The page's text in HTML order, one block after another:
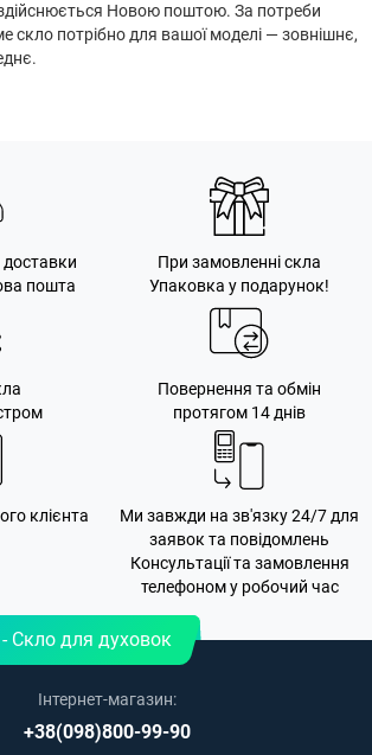
Новою поштою. За потреби
скло потрібно для вашої моделі — зовнішнє,
пошта
При замовленні скла
Упаковка у подарунок!
Повернення та обмін
протягом 14 днів
клієнта
Ми завжди на зв'язку 24/7 для
заявок та повідомлень
Консультації та замовлення
телефоном у робочий час
- Скло для духовок
Інтернет-магазин:
+38(098)800-99-90